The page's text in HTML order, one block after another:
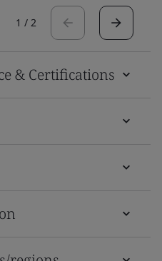
1 / 2
& Certifications